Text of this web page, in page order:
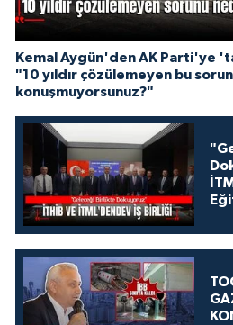
Kemal Aygün'den AK Parti'ye
"10 yıldır çözülemeyen bu
konuşmuyorsunuz?"